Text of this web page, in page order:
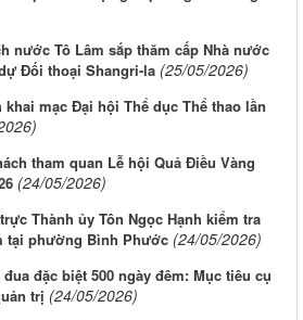
nước Tô Lâm sắp thăm cấp Nhà nước
Đối thoại Shangri-la (25/05/2026)
mạc Đại hội Thể dục Thể thao lần
tham quan Lễ hội Quả Điều Vàng
(24/05/2026)
Thành ủy Tôn Ngọc Hạnh kiểm tra
tại phường Bình Phước (24/05/2026)
đặc biệt 500 ngày đêm: Mục tiêu cụ
trị (24/05/2026)